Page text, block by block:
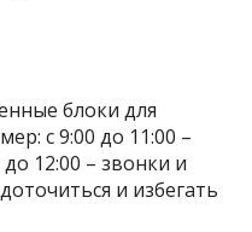
блоки для
с 9:00 до 11:00 –
12:00 – звонки и
и избегать